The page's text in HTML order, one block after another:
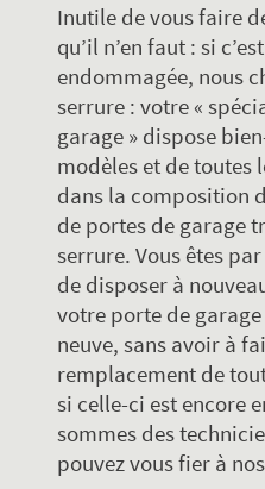
Inutile de vous faire
qu’il n’en faut : si
endommagée, nous
serrure : votre «
garage » dispose
modèles et de toutes
dans la composition
de portes de garage
serrure. Vous êtes
de disposer à
votre porte de
neuve, sans avoir à
remplacement de
si celle-ci est encore
sommes des
pouvez vous fier à